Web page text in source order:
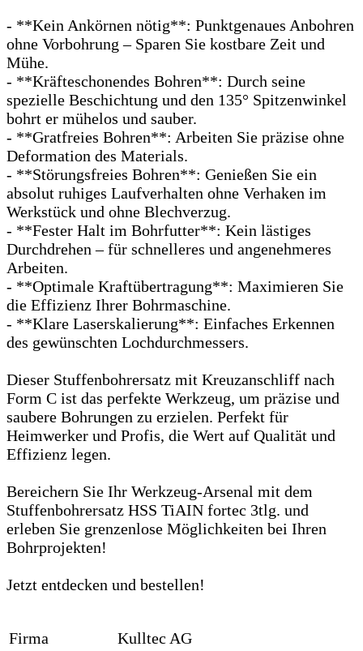
- **Kein Ankörnen nötig**: Punktgenaues Anbohren
ohne Vorbohrung – Sparen Sie kostbare Zeit und
Mühe.
- **Kräfteschonendes Bohren**: Durch seine
spezielle Beschichtung und den 135° Spitzenwinkel
bohrt er mühelos und sauber.
- **Gratfreies Bohren**: Arbeiten Sie präzise ohne
Deformation des Materials.
- **Störungsfreies Bohren**: Genießen Sie ein
absolut ruhiges Laufverhalten ohne Verhaken im
Werkstück und ohne Blechverzug.
- **Fester Halt im Bohrfutter**: Kein lästiges
Durchdrehen – für schnelleres und angenehmeres
Arbeiten.
- **Optimale Kraftübertragung**: Maximieren Sie
die Effizienz Ihrer Bohrmaschine.
- **Klare Laserskalierung**: Einfaches Erkennen
des gewünschten Lochdurchmessers.
Dieser Stuffenbohrersatz mit Kreuzanschliff nach
Form C ist das perfekte Werkzeug, um präzise und
saubere Bohrungen zu erzielen. Perfekt für
Heimwerker und Profis, die Wert auf Qualität und
Effizienz legen.
Bereichern Sie Ihr Werkzeug-Arsenal mit dem
Stuffenbohrersatz HSS TiAIN fortec 3tlg. und
erleben Sie grenzenlose Möglichkeiten bei Ihren
Bohrprojekten!
Jetzt entdecken und bestellen!
Firma
Kulltec AG